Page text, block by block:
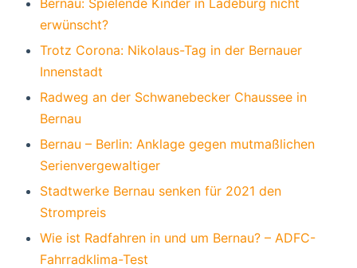
erwünscht?
Trotz Corona: Nikolaus-Tag in der Bernauer
Innenstadt
Radweg an der Schwanebecker Chaussee in
Bernau
Bernau – Berlin: Anklage gegen mutmaßlichen
Serienvergewaltiger
Stadtwerke Bernau senken für 2021 den
Strompreis
Wie ist Radfahren in und um Bernau? – ADFC-
Fahrradklima-Test